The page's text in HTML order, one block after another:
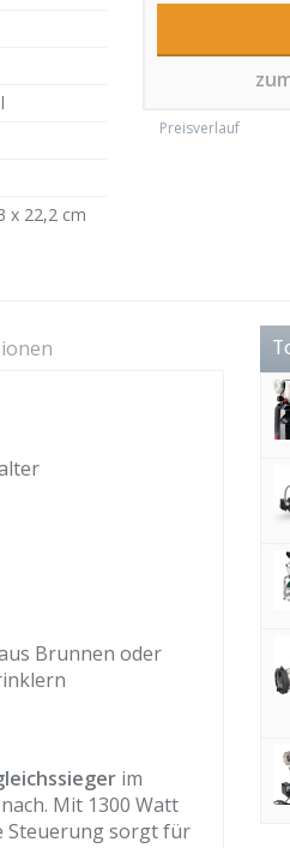
Preisverlauf
x 22,2 cm
Brunnen oder
im
Mit 1300 Watt
Steuerung sorgt für